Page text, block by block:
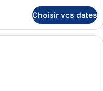
Choisir vos dates